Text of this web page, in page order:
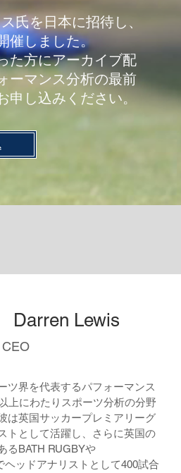
氏を日本に招待し、
催しました。
た方にアーカイブ配
ーマンス分析の最前
し込みください。
Lewis
ツ界を代表するパフォーマンス
上にわたりスポーツ分析の分野
は英国サッカープレミアリーグ
トとして活躍し、さらに英国の
るBATH RUGBYや
ッドアナリストとして400試合